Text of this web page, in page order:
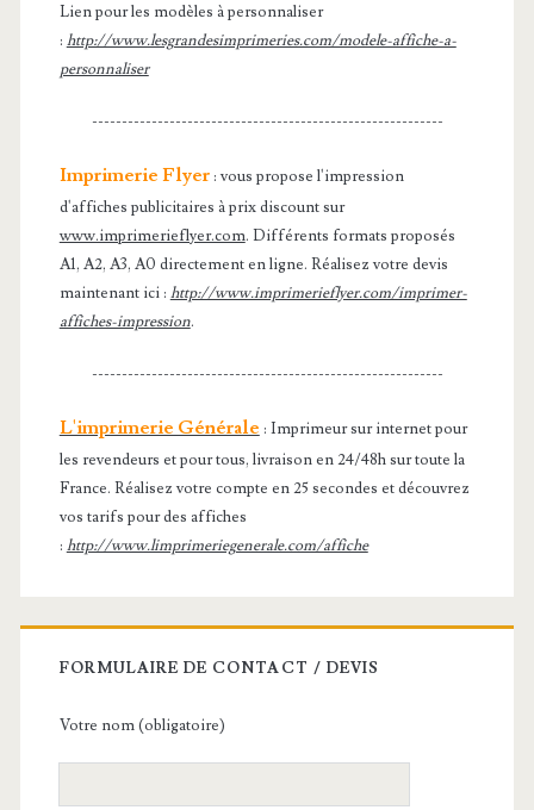
Lien pour les modèles à personnaliser
: http://www.lesgrandesimprimeries.com/modele-affiche-a-
personnaliser
-----------------------------------------------------------
Imprimerie Flyer: vous propose l'impression
d'affiches publicitaires à prix discount sur
www.imprimerieflyer.com. Différents formats proposés
A1, A2, A3, A0 directement en ligne. Réalisez votre devis
maintenant ici : http://www.imprimerieflyer.com/imprimer-
affiches-impression.
-----------------------------------------------------------
L'imprimerie Générale : Imprimeur sur internet pour
les revendeurs et pour tous, livraison en 24/48h sur toute la
France. Réalisez votre compte en 25 secondes et découvrez
vos tarifs pour des affiches
: http://www.limprimeriegenerale.com/affiche
FORMULAIRE DE CONTACT / DEVIS
Votre nom (obligatoire)